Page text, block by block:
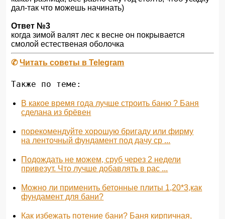
дал-так что можешь начинать)
Ответ №3
когда зимой валят лес к весне он покрывается
смолой естественая оболочка
✆Читать советы в Telegram
Также по теме:
В какое время года лучше строить баню ? Баня
сделана из брёвен
порекомендуйте хорошую бригаду или фирму
на ленточный фундамент под дачу ср ...
Подождать не можем, сруб через 2 недели
привезут. Что лучше добавлять в рас ...
Можно ли применить бетонные плиты 1,20*3,как
фундамент для бани?
Как избежать потение бани? Баня кирпичная,